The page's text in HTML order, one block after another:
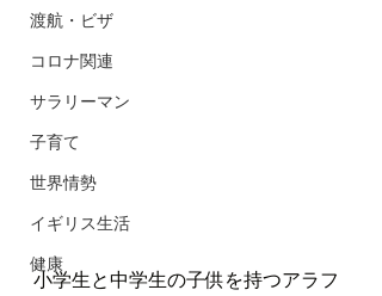
渡航・ビザ
コロナ関連
サラリーマン
子育て
世界情勢
イギリス生活
健康
小学生と中学生の子供を持つアラフ